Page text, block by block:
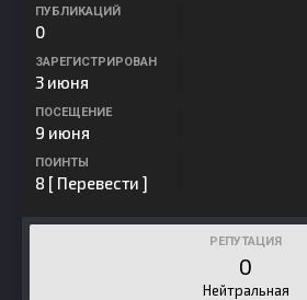
ПУБЛИКАЦИЙ
0
ЗАРЕГИСТРИРОВАН
3 июня
ПОСЕЩЕНИЕ
9 июня
ПОИНТЫ
8 [ Перевести ]
РЕПУТАЦИЯ
0
Нейтральная